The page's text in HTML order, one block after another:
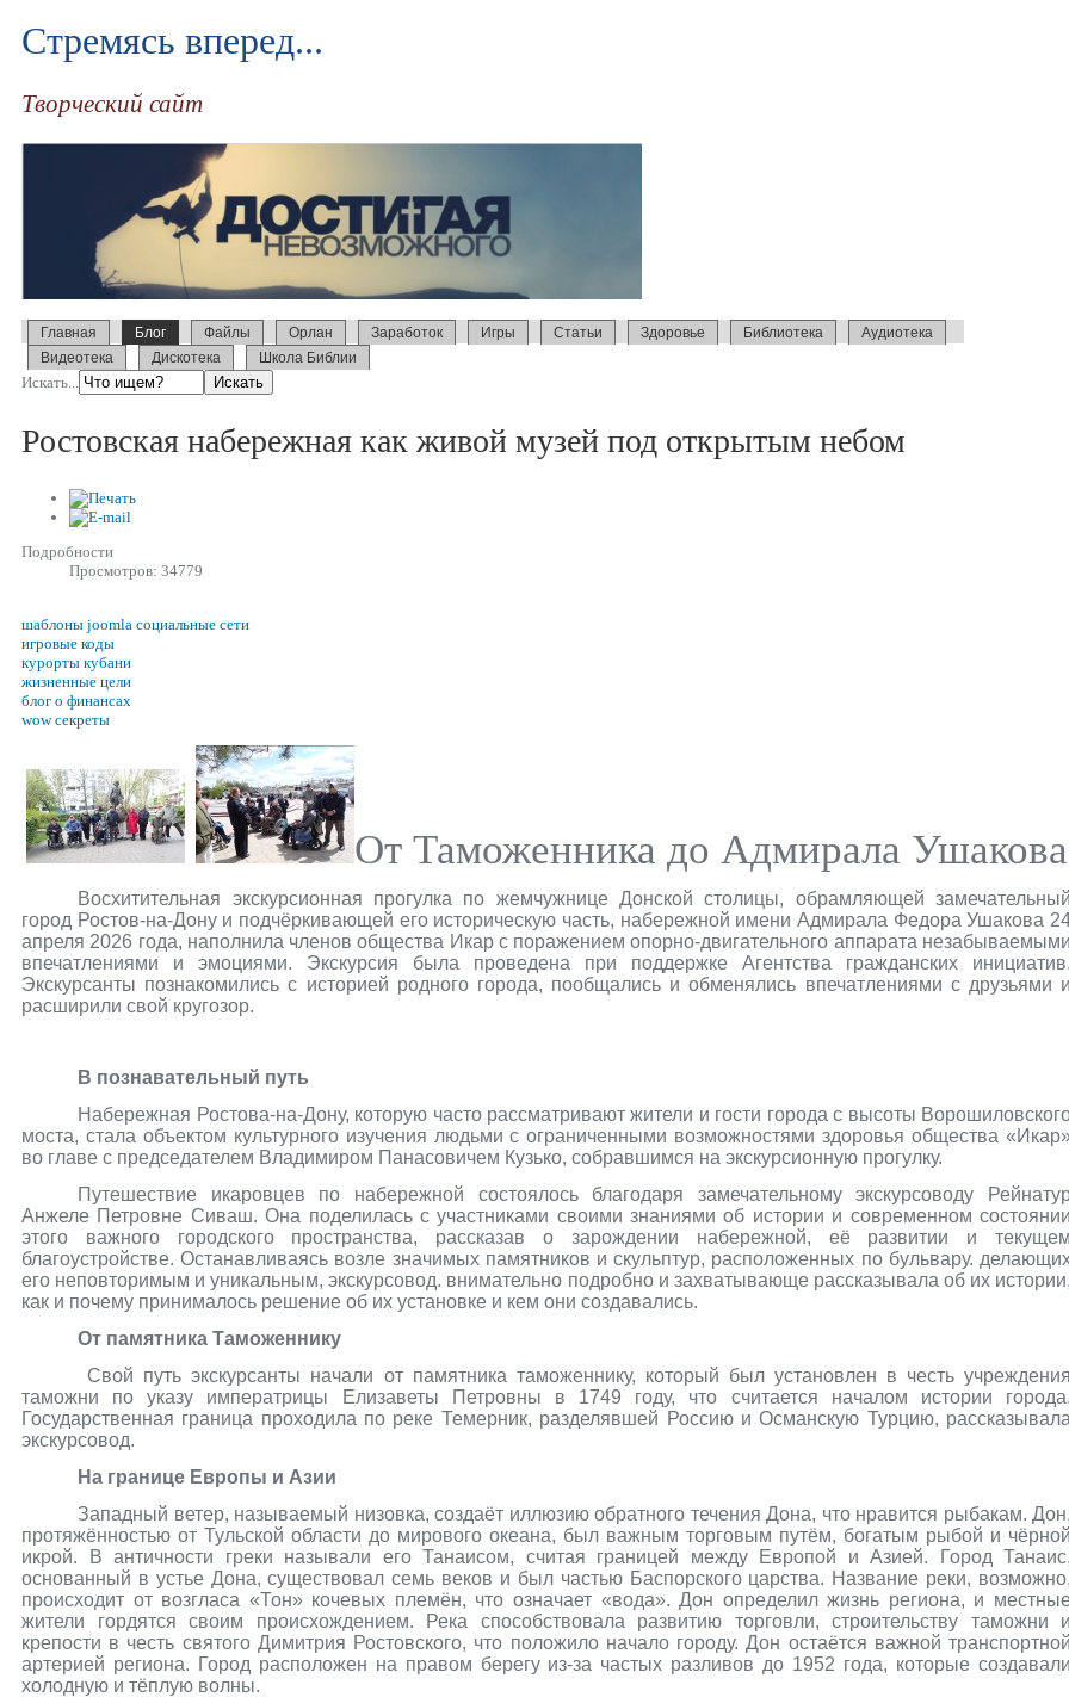
Стремясь вперед...
Творческий сайт
Главная Блог Файлы Орлан Заработок Игры Статьи Здоровье Библиотека
Аудиотека
Видеотека
Дискотека Школа Библии
Искать...
Ростовская набережная как живой музей под открытым небом
Подробности
Просмотров: 34779
шаблоны joomla социальные сети
игровые коды
курорты кубани
жизненные цели
блог о финансах
wow секреты
От Таможенника до Адмирала Ушакова
Восхитительная экскурсионная прогулка по жемчужнице Донской столицы, обрамляющей замечательный
город Ростов-на-Дону и подчёркивающей его историческую часть, набережной имени Адмирала Федора Ушакова
апреля 2026 года, наполнила членов общества Икар с поражением опорно-двигательного аппарата незабываемыми
впечатлениями и эмоциями. Экскурсия была проведена при поддержке Агентства гражданских инициатив.
Экскурсанты познакомились с историей родного города, пообщались и обменялись впечатлениями с друзьями и
расширили свой кругозор.
В познавательный путь
Набережная Ростова-на-Дону, которую часто рассматривают жители и гости города с высоты
моста, стала объектом культурного изучения людьми с ограниченными возможностями здоровья общества
во главе с председателем Владимиром Панасовичем Кузько, собравшимся на экскурсионную прогулку.
Путешествие икаровцев по набережной состоялось благодаря замечательному экскурсоводу
Анжеле Петровне Сиваш. Она поделилась с участниками своими знаниями об истории и современном состоянии
этого важного городского пространства, рассказав о зарождении набережной, её развитии и текущем
благоустройстве. Останавливаясь возле значимых памятников и скульптур, расположенных по бульвару.
его неповторимым и уникальным, экскурсовод. внимательно подробно и захватывающе рассказывала об их истории,
как и почему принималось решение об их установке и кем они создавались.
От памятника Таможеннику
Свой путь экскурсанты начали от памятника таможеннику, который был установлен в честь учреждения
таможни по указу императрицы Елизаветы Петровны в 1749 году, что считается началом истории города.
Государственная граница проходила по реке Темерник, разделявшей Россию и Османскую Турцию, рассказывала
экскурсовод.
На границе Европы и Азии
Западный ветер, называемый низовка, создаёт иллюзию обратного течения Дона, что нравится рыбакам. Дон,
протяжённостью от Тульской области до мирового океана, был важным торговым путём, богатым рыбой и чёрной
икрой. В античности греки называли его Танаисом, считая границей между Европой и Азией. Город Танаис,
основанный в устье Дона, существовал семь веков и был частью Баспорского царства. Название реки, возможно,
происходит от возгласа «Тон» кочевых племён, что означает «вода». Дон определил жизнь региона, и
жители гордятся своим происхождением. Река способствовала развитию торговли, строительству таможни и
крепости в честь святого Димитрия Ростовского, что положило начало городу. Дон остаётся важной транспортной
артерией региона. Город расположен на правом берегу из-за частых разливов до 1952 года, которые создавали
холодную и тёплую волны.